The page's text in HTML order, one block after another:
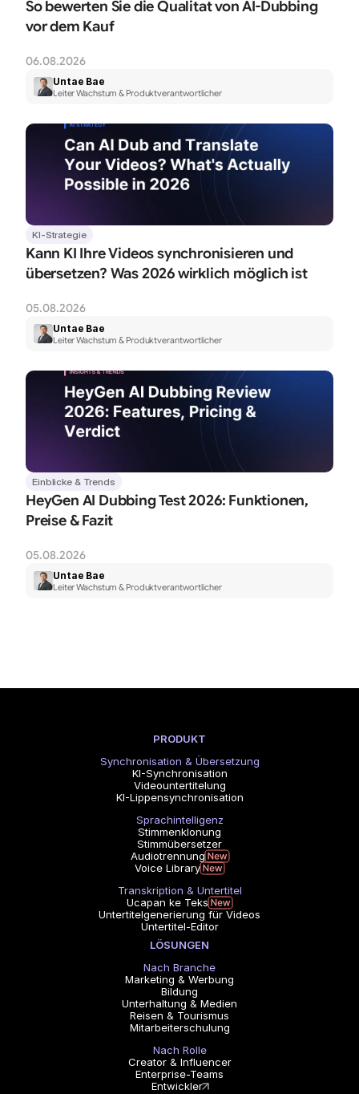
So bewerten Sie die Qualitat von AI-Dubbing
vor dem Kauf
06.08.2026
Untae Bae
Leiter Wachstum & Produktverantwortlicher
KI-Strategie
Kann KI Ihre Videos synchronisieren und
übersetzen? Was 2026 wirklich möglich ist
05.08.2026
Untae Bae
Leiter Wachstum & Produktverantwortlicher
Einblicke & Trends
HeyGen AI Dubbing Test 2026: Funktionen,
Preise & Fazit
05.08.2026
Untae Bae
Leiter Wachstum & Produktverantwortlicher
PRODUKT
Synchronisation & Übersetzung
KI-Synchronisation
Videountertitelung
KI-Lippensynchronisation
Sprachintelligenz
Stimmenklonung
Stimmübersetzer
Audiotrennung
Voice Library
Transkription & Untertitel
Ucapan ke Teks
Untertitelgenerierung für Videos
Untertitel-Editor
LÖSUNGEN
Nach Branche
Marketing & Werbung
Bildung
Unterhaltung & Medien
Reisen & Tourismus
Mitarbeiterschulung
Nach Rolle
Creator & Influencer
Enterprise-Teams
Entwickler